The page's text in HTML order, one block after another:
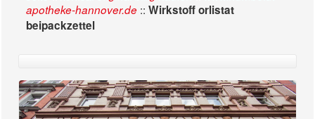
apotheke-hannover.de :: Wirkstoff orlistat
beipackzettel